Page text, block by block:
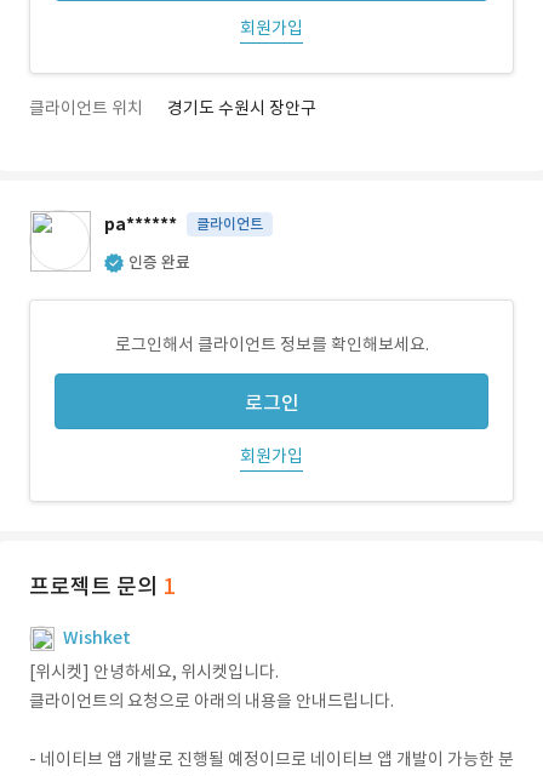
회원가입
클라이언트 위치 경기도 수원시 장안구
pa****** 클라이언트
인증 완료
로그인해서 클라이언트 정보를 확인해보세요.
로그인
회원가입
프로젝트 문의 1
Wishket
[위시켓] 안녕하세요, 위시켓입니다.
클라이언트의 요청으로 아래의 내용을 안내드립니다.
- 네이티브 앱 개발로 진행될 예정이므로 네이티브 앱 개발이 가능한 분